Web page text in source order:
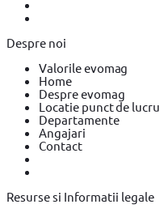
Despre noi
Valorile evomag
Home
Despre evomag
Locatie punct de lucru
Departamente
Angajari
Contact
Resurse si Informatii legale